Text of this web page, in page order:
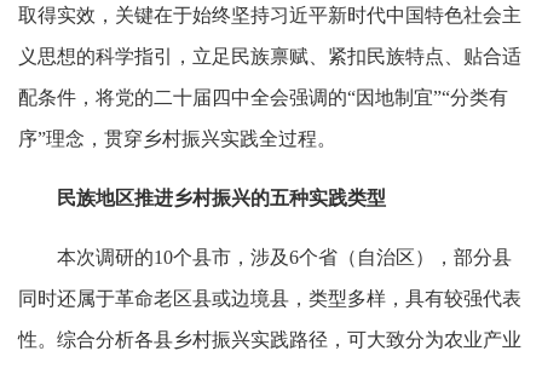
取得实效，关键在于始终坚持习近平新时代中国特色社会主
义思想的科学指引，立足民族禀赋、紧扣民族特点、贴合适
配条件，将党的二十届四中全会强调的“因地制宜”“分类有
序”理念，贯穿乡村振兴实践全过程。
民族地区推进乡村振兴的五种实践类型
本次调研的10个县市，涉及6个省（自治区），部分县
同时还属于革命老区县或边境县，类型多样，具有较强代表
性。综合分析各县乡村振兴实践路径，可大致分为农业产业